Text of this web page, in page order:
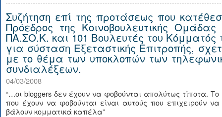
Συζήτηση επί της προτάσεως που
Πρόεδρος της Κοινοβουλευτικής Ομάδας
ΠΑ.ΣΟ.Κ. και 101 Βουλευτές του Κόμματός
για σύσταση Εξεταστικής Επιτροπής,
με το θέμα των υποκλοπών των
συνδιαλέξεων.
04/03/2008
“…οι bloggers δεν έχουν να φοβούνται απολύτως τίποτα. Το
που έχουν να φοβούνται είναι αυτούς που επιχειρούν να
βάλουν κομματικά καπέλα”